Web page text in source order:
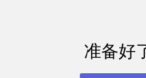
准备好